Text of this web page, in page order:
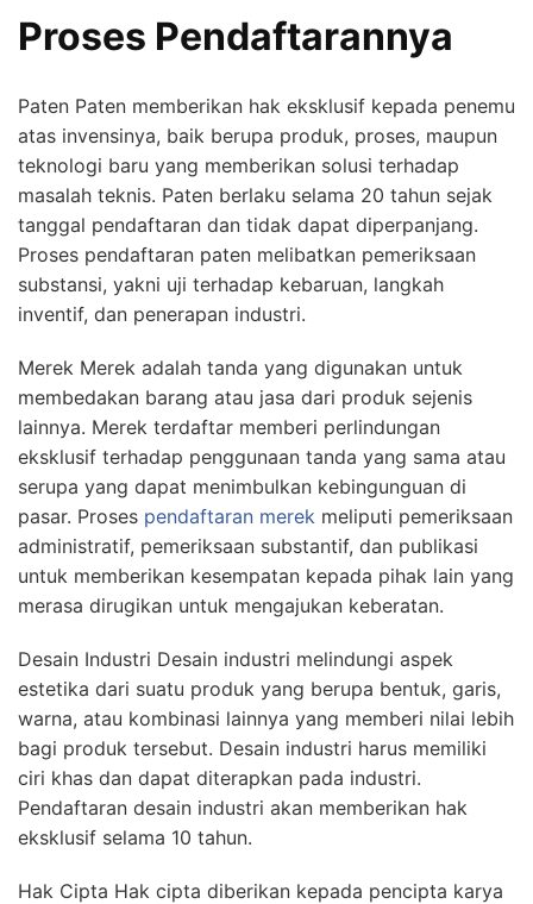
Proses Pendaftarannya
Paten Paten memberikan hak eksklusif kepada penemu
atas invensinya, baik berupa produk, proses, maupun
teknologi baru yang memberikan solusi terhadap
masalah teknis. Paten berlaku selama 20 tahun sejak
tanggal pendaftaran dan tidak dapat diperpanjang.
Proses pendaftaran paten melibatkan pemeriksaan
substansi, yakni uji terhadap kebaruan, langkah
inventif, dan penerapan industri.
Merek Merek adalah tanda yang digunakan untuk
membedakan barang atau jasa dari produk sejenis
lainnya. Merek terdaftar memberi perlindungan
eksklusif terhadap penggunaan tanda yang sama atau
serupa yang dapat menimbulkan kebingunguan di
pasar. Proses pendaftaran merek meliputi pemeriksaan
administratif, pemeriksaan substantif, dan publikasi
untuk memberikan kesempatan kepada pihak lain yang
merasa dirugikan untuk mengajukan keberatan.
Desain Industri Desain industri melindungi aspek
estetika dari suatu produk yang berupa bentuk, garis,
warna, atau kombinasi lainnya yang memberi nilai lebih
bagi produk tersebut. Desain industri harus memiliki
ciri khas dan dapat diterapkan pada industri.
Pendaftaran desain industri akan memberikan hak
eksklusif selama 10 tahun.
Hak Cipta Hak cipta diberikan kepada pencipta karya